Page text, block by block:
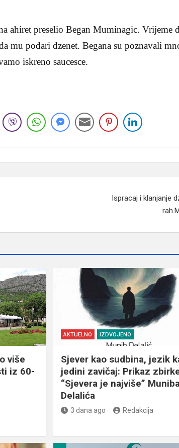
ahiret preselio Began Muminagic. Vrijeme
mu podari dzenet. Begana su poznavali
iskreno saucesce.
Ispracaj i klanjanje
više
iz 60-
AKTUELNO IZDVOJENO
Sjever kao sudbina, jezik
jedini zavičaj: Prikaz
“Sjevera je najviše”
Delalića
3 dana ago Redakcija